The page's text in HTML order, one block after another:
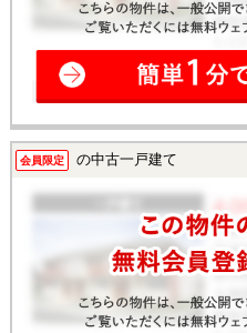
会員限定 の中古一戸建て